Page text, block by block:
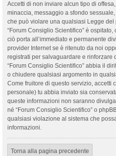
Accetti di non inviare alcun tipo di
minaccia, messaggio a sfondo
che può violare una qualsiasi Legge del
“Forum Consiglio Scientifico” è
ciò porta all’immediato e permanente
provider Internet se è ritenuto da noi
registrati per salvaguardare e rinforzare
“Forum Consiglio Scientifico” abbia il
o chiudere qualsiasi argomento in
Come fruitore di questo servizio, accetti
personale) tu abbia inviato sia
queste informazioni non saranno
né “Forum Consiglio Scientifico” o
qualsiasi violazione al sistema che
informazioni.
Torna alla pagina precedente